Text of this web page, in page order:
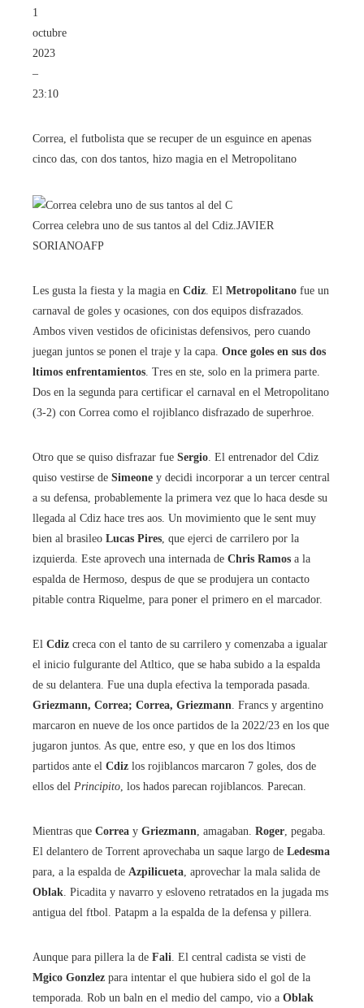
1
octubre
2023
–
23:10
Correa, el futbolista que se recuper de un esguince en apenas
cinco das, con dos tantos, hizo magia en el Metropolitano
Correa celebra uno de sus tantos al del Cdiz. JAVIER
SORIANOAFP
Les gusta la fiesta y la magia en Cdiz . El Metropolitano fue un
carnaval de goles y ocasiones, con dos equipos disfrazados.
Ambos viven vestidos de oficinistas defensivos, pero cuando
juegan juntos se ponen el traje y la capa. Once goles en sus dos
ltimos enfrentamientos . Tres en ste, solo en la primera parte.
Dos en la segunda para certificar el carnaval en el Metropolitano
(3-2) con Correa como el rojiblanco disfrazado de superhroe.
Otro que se quiso disfrazar fue Sergio . El entrenador del Cdiz
quiso vestirse de Simeone y decidi incorporar a un tercer central
a su defensa, probablemente la primera vez que lo haca desde su
llegada al Cdiz hace tres aos. Un movimiento que le sent muy
bien al brasileo Lucas Pires , que ejerci de carrilero por la
izquierda. Este aprovech una internada de Chris Ramos a la
espalda de Hermoso, despus de que se produjera un contacto
pitable contra Riquelme, para poner el primero en el marcador.
El Cdiz creca con el tanto de su carrilero y comenzaba a igualar
el inicio fulgurante del Atltico, que se haba subido a la espalda
de su delantera. Fue una dupla efectiva la temporada pasada.
Griezmann, Correa; Correa, Griezmann . Francs y argentino
marcaron en nueve de los once partidos de la 2022/23 en los que
jugaron juntos. As que, entre eso, y que en los dos ltimos
partidos ante el Cdiz los rojiblancos marcaron 7 goles, dos de
ellos del Principito , los hados parecan rojiblancos. Parecan.
Mientras que Correa y Griezmann , amagaban. Roger , pegaba.
El delantero de Torrent aprovechaba un saque largo de Ledesma
para, a la espalda de Azpilicueta , aprovechar la mala salida de
Oblak . Picadita y navarro y esloveno retratados en la jugada ms
antigua del ftbol. Patapm a la espalda de la defensa y pillera.
Aunque para pillera la de Fali . El central cadista se visti de
Mgico Gonzlez para intentar el que hubiera sido el gol de la
temporada. Rob un baln en el medio del campo, vio a Oblak